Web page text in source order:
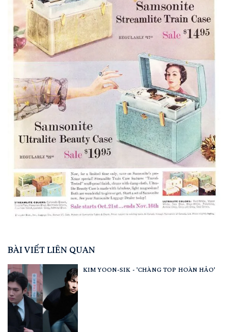
BÀI VIẾT LIÊN QUAN
KIM YOON-SIK - 'CHÀNG TOP HOÀN HẢO'